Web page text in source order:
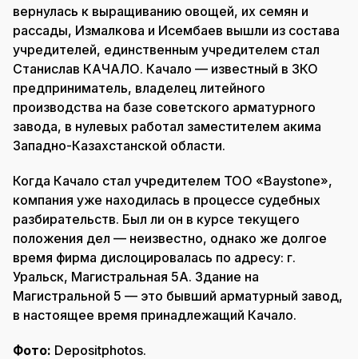
вернулась к выращиванию овощей, их семян и
рассады, Измалкова и Исембаев вышли из состава
учредителей, единственным учредителем стал
Станислав КАЧАЛО. Качало — известный в ЗКО
предприниматель, владелец литейного
производства на базе советского арматурного
завода, в нулевых работал заместителем акима
Западно-Казахстанской области.
Когда Качало стал учредителем ТОО «Baystone»,
компания уже находилась в процессе судебных
разбирательств. Был ли он в курсе текущего
положения дел — неизвестно, однако же долгое
время фирма дислоцировалась по адресу: г.
Уральск, Магистральная 5А. Здание на
Магистральной 5 — это бывший арматурный завод,
в настоящее время принадлежащий Качало.
Фото: Depositphotos.